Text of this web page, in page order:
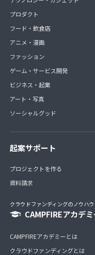
プロダクト
フード・飲食店
アニメ・漫画
ファッション
ゲーム・サービス開発
ビジネス・起業
アート・写真
ソーシャルグッド
起案サポート
プロジェクトを作る
資料請求
クラウドファンディングのノウハ
CAMPFIREアカデミ
CAMPFIREアカデミーとは
クラウドファンディングとは